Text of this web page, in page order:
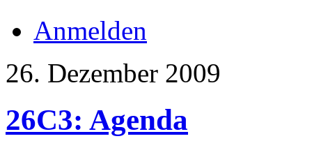
Anmelden
26. Dezember 2009
26C3: Agenda